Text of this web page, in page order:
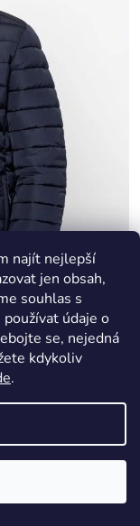
najít nejlepší
jen obsah,
souhlas s
údaje o
se, nejedná
kdykoliv
.